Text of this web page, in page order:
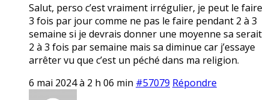
Salut, perso c’est vraiment irrégulier, je peut le faire
3 fois par jour comme ne pas le faire pendant 2 à 3
semaine si je devrais donner une moyenne sa serait
2 à 3 fois par semaine mais sa diminue car j’essaye
arrêter vu que c’est un péché dans ma religion.
6 mai 2024 à 2 h 06 min #57079 Répondre